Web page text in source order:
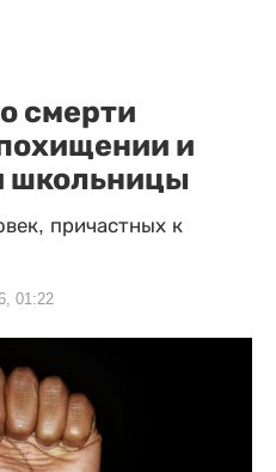
смерти
и
школьницы
причастных к
01:22